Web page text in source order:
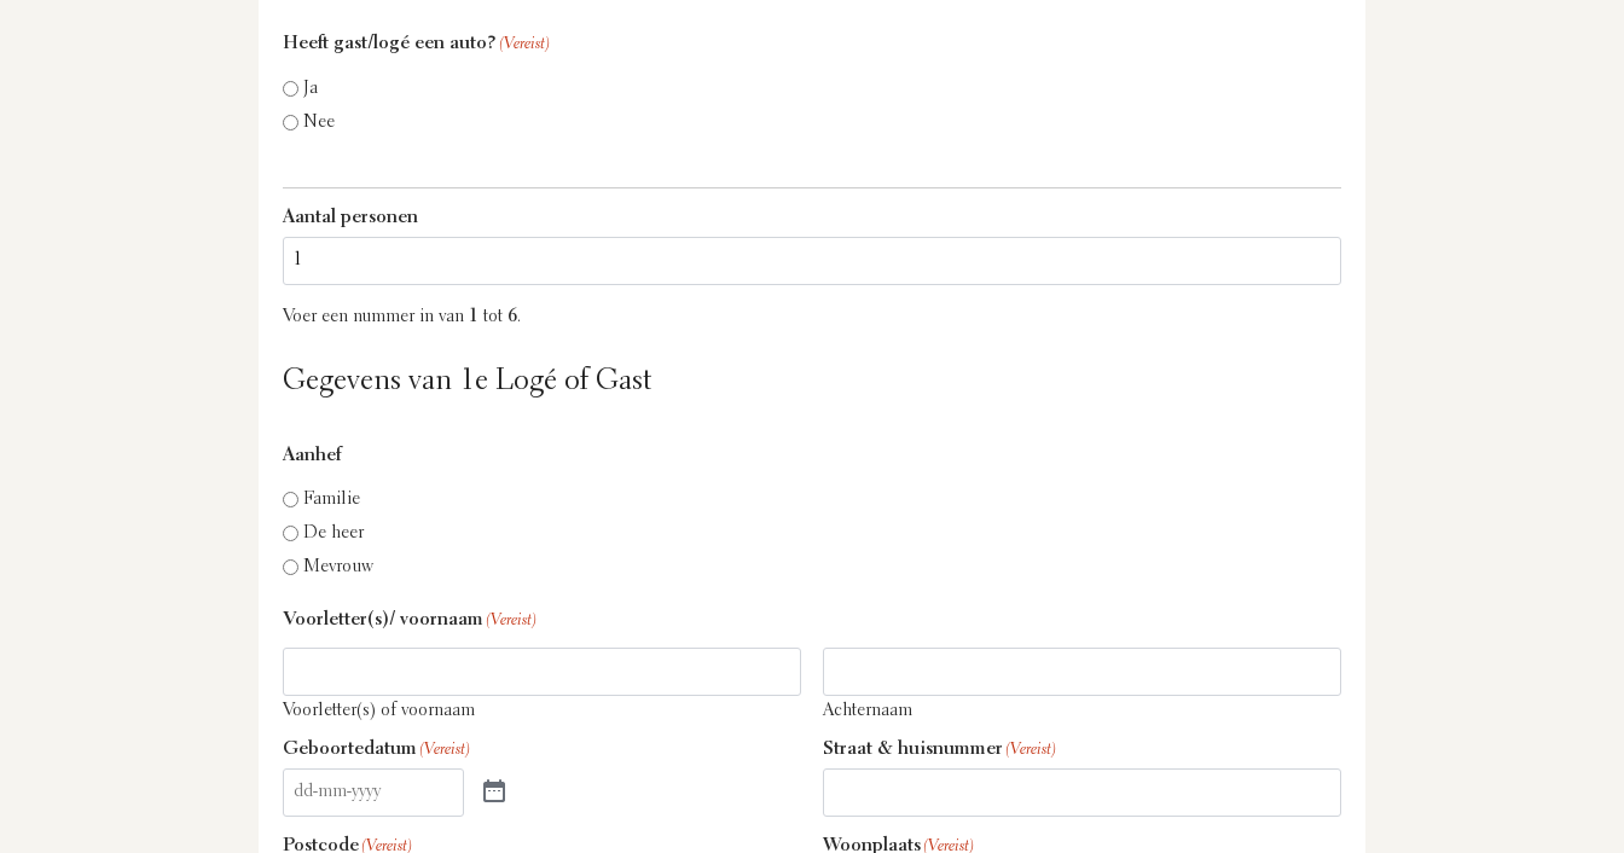
Heeft gast/logé een auto? (Vereist)
Ja
Nee
Aantal personen
Voer een nummer in van 1 tot 6.
Gegevens van 1e Logé of Gast
Aanhef
Familie
De heer
Mevrouw
Voorletter(s)/ voornaam (Vereist)
Voorletter(s) of voornaam Achternaam
Geboortedatum (Vereist) Straat & huisnummer (Vereist)
Postcode (Vereist) Woonplaats (Vereist)